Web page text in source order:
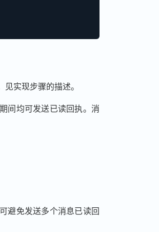
实现步骤的描述。
间均可发送已读回执。消
避免发送多个消息已读回